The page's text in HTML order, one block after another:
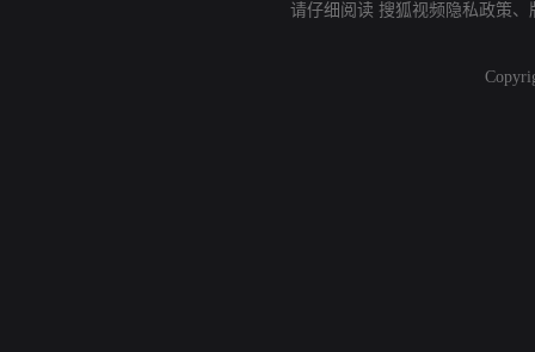
请仔细阅读 搜狐视频隐私政策、